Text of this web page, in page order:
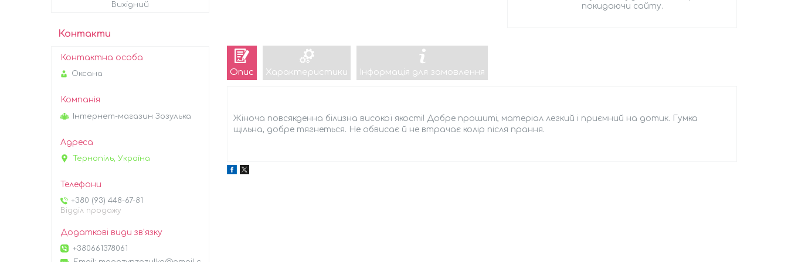
покидаючи сайту.
Опис Характеристики Інформація для замовлення
Жіноча повсякденна білизна високої якості! Добре прошиті, матеріал легкий і приємний на дотик. Гумка
щільна, добре тягнеться. Не обвисає й не втрачає колір після прання.
Вихідний
Контакти
Оксана
Інтернет-магазин Зозулька
Тернопіль, Україна
+380 (93) 448-67-81
Відділ продажу
+380661378061